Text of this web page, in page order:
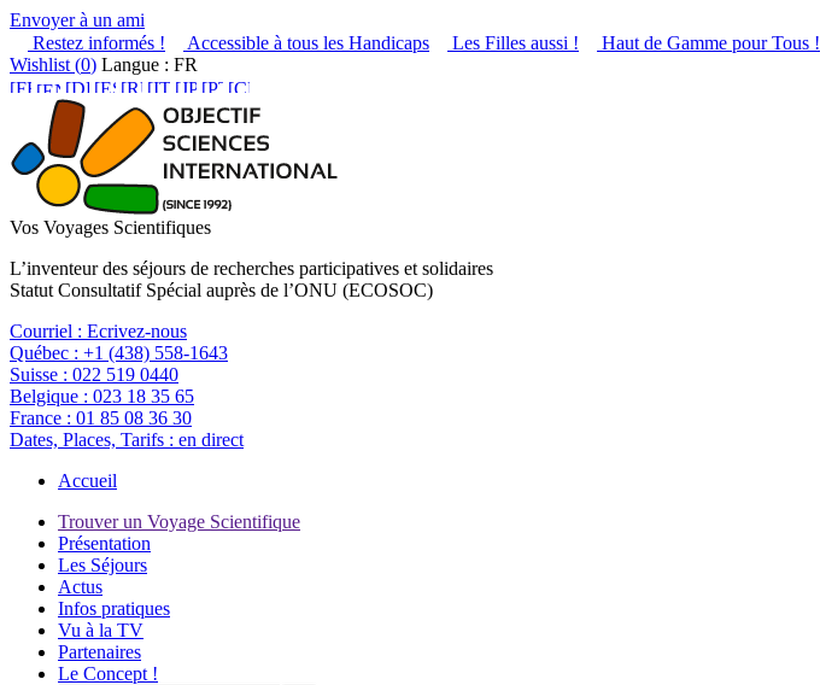
Envoyer à un ami
Restez informés !
Accessible à tous les Handicaps Les Filles aussi ! Haut de Gamme pour Tous !
Wishlist (0) Langue : FR
Vos Voyages Scientifiques
L’inventeur des séjours de recherches participatives et solidaires
Statut Consultatif Spécial auprès de l’ONU (ECOSOC)
Courriel : Ecrivez-nous
Québec : +1 (438) 558-1643
Suisse : 022 519 0440
Belgique : 023 18 35 65
France : 01 85 08 36 30
Dates, Places, Tarifs : en direct
Accueil
Trouver un Voyage Scientifique
Présentation
Les Séjours
Actus
Infos pratiques
Vu à la TV
Partenaires
Le Concept !